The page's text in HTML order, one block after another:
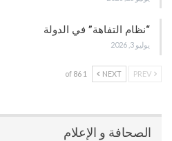
“نظام التفاهة” في الدولة
يوليو 3, 2026
NEXT
1 of 86
الصحافة و الإعلام